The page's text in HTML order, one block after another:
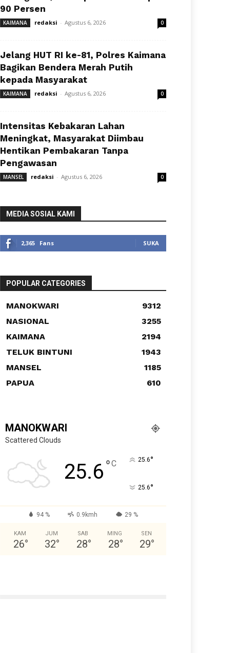
90 Persen
KAIMANA redaksi - Agustus 6, 2026 0
Jelang HUT RI ke-81, Polres Kaimana
Bagikan Bendera Merah Putih
kepada Masyarakat
KAIMANA redaksi - Agustus 6, 2026 0
Intensitas Kebakaran Lahan
Meningkat, Masyarakat Diimbau
Hentikan Pembakaran Tanpa
Pengawasan
MANSEL redaksi - Agustus 6, 2026 0
MEDIA SOSIAL KAMI
2,365 Fans SUKA
POPULAR CATEGORIES
MANOKWARI
9312
NASIONAL
3255
KAIMANA
2194
TELUK BINTUNI
1943
MANSEL
1185
PAPUA
610
MANOKWARI
Scattered Clouds
25.6°C 25.6°
25.6°
94 % 0.9kmh 29 %
KAM
26°
JUM
32°
SAB
28°
MING
28°
SEN
29°